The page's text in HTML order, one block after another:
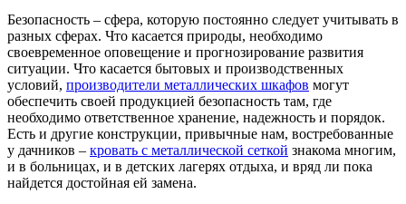
Безопасность – сфера, которую постоянно следует учитывать в
разных сферах. Что касается природы, необходимо
своевременное оповещение и прогнозирование развития
ситуации. Что касается бытовых и производственных
условий, производители металлических шкафов могут
обеспечить своей продукцией безопасность там, где
необходимо ответственное хранение, надежность и порядок.
Есть и другие конструкции, привычные нам, востребованные
у дачников – кровать с металлической сеткой знакома многим,
и в больницах, и в детских лагерях отдыха, и вряд ли пока
найдется достойная ей замена.